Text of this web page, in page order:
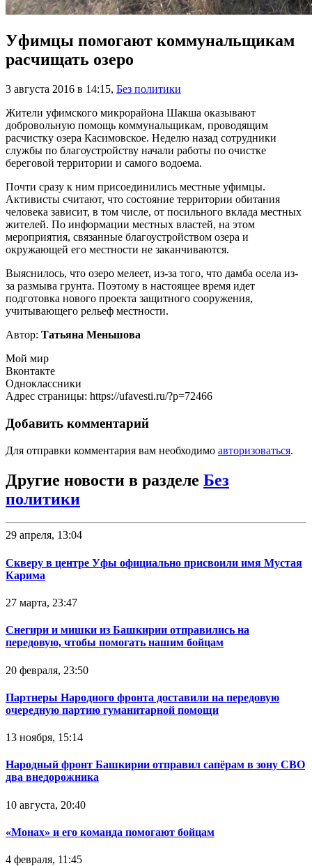
Уфимцы помогают коммунальщикам
расчищать озеро
3 августа 2016 в 14:15, Без политики
Жители уфимского микрорайона Шакша оказывают
добровольную помощь коммунальщикам, проводящим
расчистку озера Касимовское. Неделю назад сотрудники
службы по благоустройству начали работы по очистке
береговой территории и самого водоема.
Почти сразу к ним присоединились местные уфимцы.
Активисты считают, что состояние территории обитания
человека зависит, в том числе, от посильного вклада местных
жителей. По информации местных властей, на этом
мероприятия, связанные благоустройством озера и
окружающей его местности не заканчиваются.
Выяснилось, что озеро мелеет, из-за того, что дамба осела из-
за размыва грунта. Поэтому в настоящее время идет
подготовка нового проекта защитного сооружения,
учитывающего рельеф местности.
Автор: Татьяна Меньшова
Мой мир
Вконтакте
Одноклассники
Адрес страницы: https://ufavesti.ru/?p=72466
Добавить комментарий
Для отправки комментария вам необходимо авторизоваться.
Другие новости в разделе Без
политики
29 апреля, 13:04
Скверу в центре Уфы официально присвоили имя Мустая
Карима
27 марта, 23:47
Снегири и мишки из Башкирии отправились на
передовую, чтобы помогать нашим бойцам
20 февраля, 23:50
Партнеры Народного фронта доставили на передовую
очередную партию гуманитарной помощи
13 ноября, 15:14
Народный фронт Башкирии отправил сапёрам в зону СВО
два внедорожника
10 августа, 20:40
«Монах» и его команда помогают бойцам
4 февраля, 11:45